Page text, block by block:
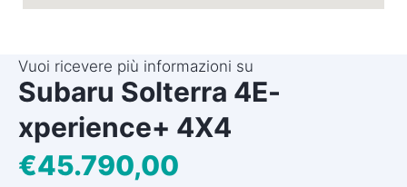
Vuoi ricevere più informazioni su
Subaru Solterra 4E-
xperience+ 4X4
€45.790,00